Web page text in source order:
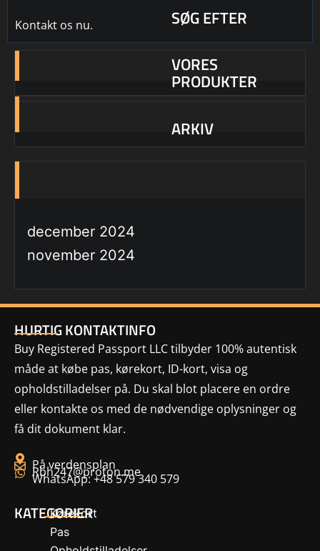
Kontakt os nu.
SØG EFTER
VORES
PRODUKTER
ARKIV
december 2024
november 2024
HURTIG KONTAKTINFO
Buy Registered Passport LLC tilbyder 100% autentisk
måde at købe pas, kørekort, ID-kort, visa og
opholdstilladelser på. Du skal blot placere en ordre
eller kontakte os med de nødvendige oplysninger og
få dit dokument klar.
På verdensplan
Rbh247@proton.me
WhatsApp: +48 579 340 579
KATEGORIER
Kørekort
Pas